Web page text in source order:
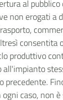
al
non erogati
produttivo
precedente.
caso,